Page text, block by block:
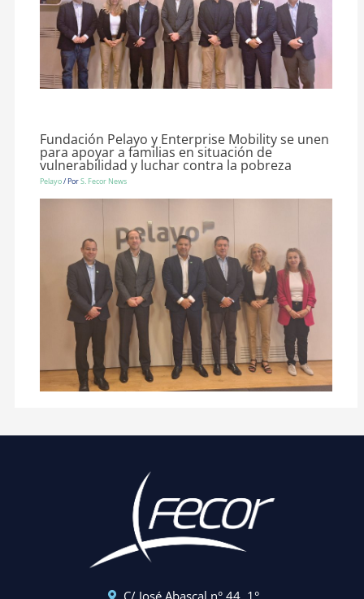
Fundación Pelayo y Enterprise Mobility se unen
para apoyar a familias en situación de
vulnerabilidad y luchar contra la pobreza
Pelayo/ PorS. Fecor News
C/ José Abascal n° 44, 1°